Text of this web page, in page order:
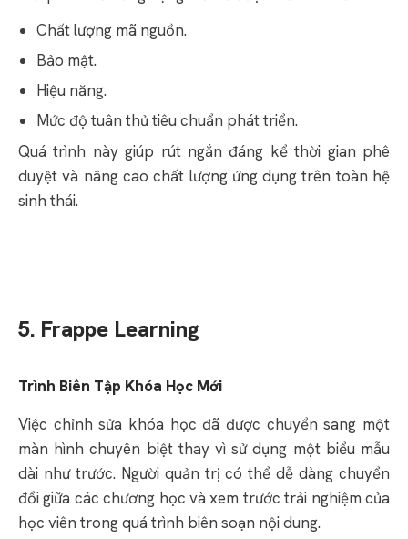
Chất lượng mã nguồn.
Bảo mật.
Hiệu năng.
Mức độ tuân thủ tiêu chuẩn phát triển.
Quá trình này giúp rút ngắn đáng kể thời gian phê
duyệt và nâng cao chất lượng ứng dụng trên toàn hệ
sinh thái.
5. Frappe Learning
Trình Biên Tập Khóa Học Mới
Việc chỉnh sửa khóa học đã được chuyển sang một
màn hình chuyên biệt thay vì sử dụng một biểu mẫu
dài như trước. Người quản trị có thể dễ dàng chuyển
đổi giữa các chương học và xem trước trải nghiệm của
học viên trong quá trình biên soạn nội dung.